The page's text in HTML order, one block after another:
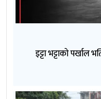
इट्टा भट्टाको पर्खाल